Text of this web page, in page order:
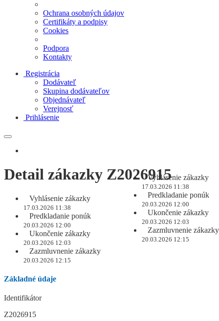
Ochrana osobných údajov
Certifikáty a podpisy
Cookies
Podpora
Kontakty
Registrácia
Dodávateľ
Skupina dodávateľov
Objednávateľ
Verejnosť
Prihlásenie
Vyhlásenie zákazky
17.03.2026 11:38
Predkladanie ponúk
20.03.2026 12:00
Ukončenie zákazky
20.03.2026 12:03
Zazmluvnenie zákazky
20.03.2026 12:15
Detail zákazky Z2026915
Vyhlásenie zákazky
17.03.2026 11:38
Predkladanie ponúk
20.03.2026 12:00
Ukončenie zákazky
20.03.2026 12:03
Zazmluvnenie zákazky
20.03.2026 12:15
Základné údaje
Identifikátor
Z2026915